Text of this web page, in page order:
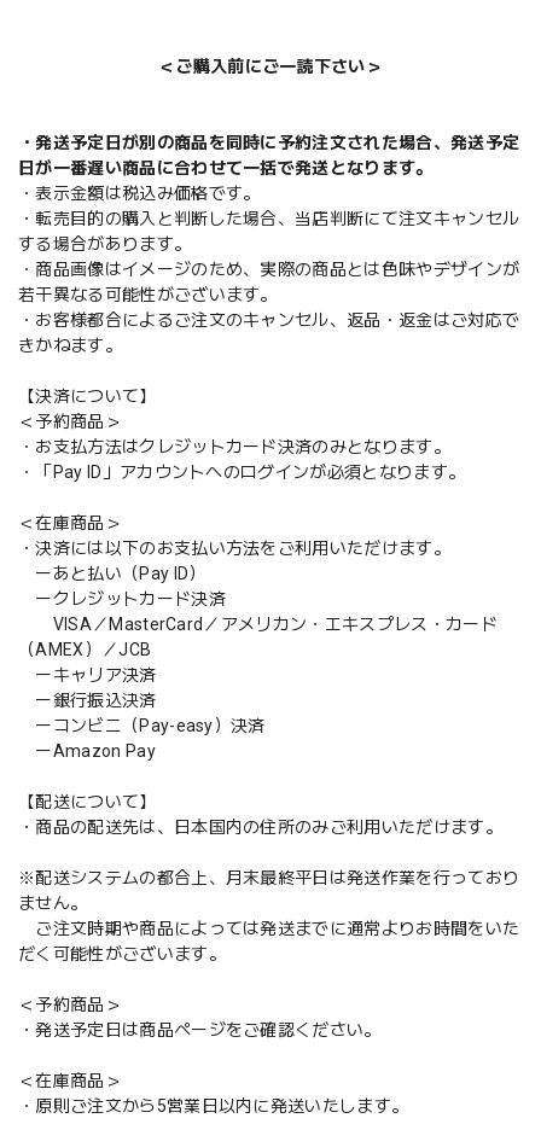
＜ご購入前にご一読下さい＞
・発送予定日が別の商品を同時に予約注文された場合、発送予定
日が一番遅い商品に合わせて一括で発送となります。
・表示金額は税込み価格です。
・転売目的の購入と判断した場合、当店判断にて注文キャンセル
する場合があります。
・商品画像はイメージのため、実際の商品とは色味やデザインが
若干異なる可能性がございます。
・お客様都合によるご注文のキャンセル、返品・返金はご対応で
きかねます。
【決済について】
＜予約商品＞
・お支払方法はクレジットカード決済のみとなります。
・「Pay ID」アカウントへのログインが必須となります。
＜在庫商品＞
・決済には以下のお支払い方法をご利用いただけます。
ーあと払い（Pay ID）
ークレジットカード決済
VISA／MasterCard／アメリカン・エキスプレス・カード
（AMEX）／JCB
ーキャリア決済
ー銀行振込決済
ーコンビニ（Pay-easy）決済
ーAmazon Pay
【配送について】
・商品の配送先は、日本国内の住所のみご利用いただけます。
※配送システムの都合上、月末最終平日は発送作業を行っており
ません。
ご注文時期や商品によっては発送までに通常よりお時間をいた
だく可能性がございます。
＜予約商品＞
・発送予定日は商品ページをご確認ください。
＜在庫商品＞
・原則ご注文から5営業日以内に発送いたします。